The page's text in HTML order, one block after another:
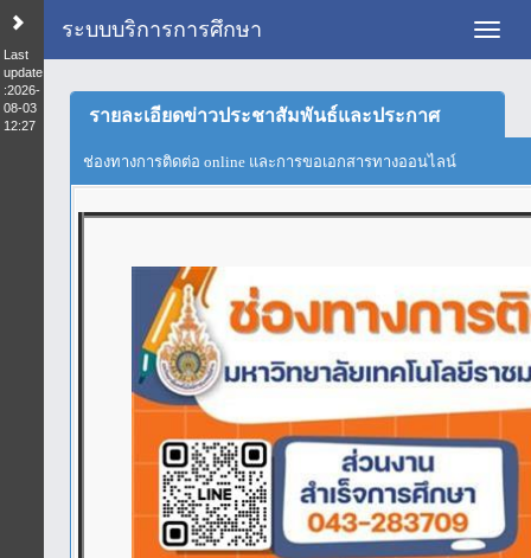
Last
update
:2026-
08-03
12:27
ระบบบริการการศึกษา
รายละเอียดข่าวประชาสัมพันธ์และประกาศ
ช่องทางการติดต่อ online และการขอเอกสารทางออนไลน์